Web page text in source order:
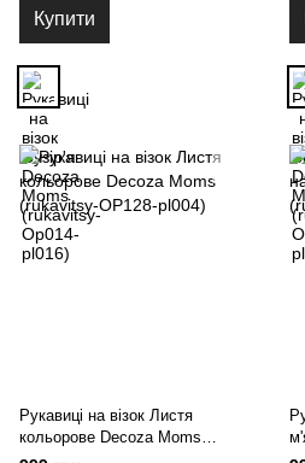
Купити
Рукавиці на візок Листя
кольорове Decoza Moms
(rukavitsy-OP128-pl004)